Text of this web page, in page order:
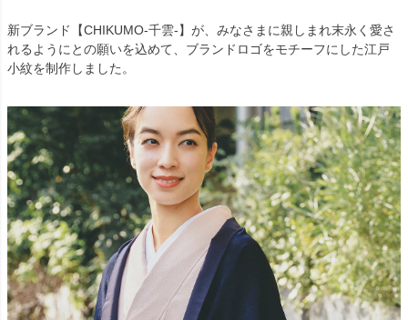
新ブランド【CHIKUMO-千雲-】が、みなさまに親しまれ末永く愛さ
れるようにとの願いを込めて、ブランドロゴをモチーフにした江戸
小紋を制作しました。